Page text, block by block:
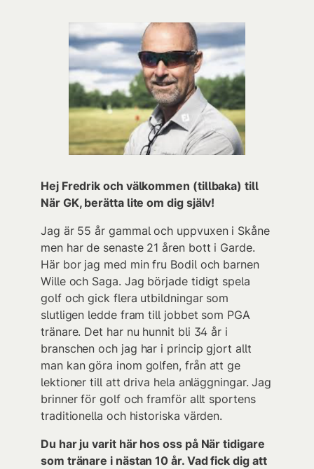
Hej Fredrik och välkommen (tillbaka) till
När GK, berätta lite om dig själv!
Jag är 55 år gammal och uppvuxen i Skåne
men har de senaste 21 åren bott i Garde.
Här bor jag med min fru Bodil och barnen
Wille och Saga. Jag började tidigt spela
golf och gick flera utbildningar som
slutligen ledde fram till jobbet som PGA
tränare. Det har nu hunnit bli 34 år i
branschen och jag har i princip gjort allt
man kan göra inom golfen, från att ge
lektioner till att driva hela anläggningar. Jag
brinner för golf och framför allt sportens
traditionella och historiska värden.
Du har ju varit här hos oss på När tidigare
som tränare i nästan 10 år. Vad fick dig att